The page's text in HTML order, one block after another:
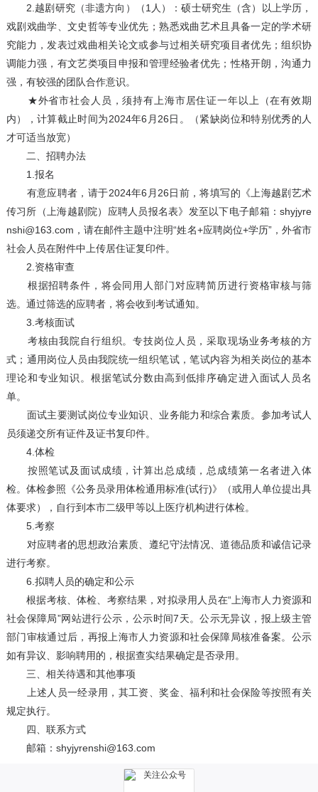
2.越剧研究（非遗方向）（1人）：硕士研究生（含）以上学历，
戏剧戏曲学、文史哲等专业优先；熟悉戏曲艺术且具备一定的学术研
究能力，发表过戏曲相关论文或参与过相关研究项目者优先；组织协
调能力强，有文艺类项目申报和管理经验者优先；性格开朗，沟通力
强，有较强的团队合作意识。
★外省市社会人员，须持有上海市居住证一年以上（在有效期
内），计算截止时间为2024年6月26日。（紧缺岗位和特别优秀的人
才可适当放宽）
二、招聘办法
1.报名
有意应聘者，请于2024年6月26日前，将填写的《上海越剧艺术
传习所（上海越剧院）应聘人员报名表》发至以下电子邮箱：shyjyre
nshi@163.com，请在邮件主题中注明“姓名+应聘岗位+学历”，外省市
社会人员在附件中上传居住证复印件。
2.资格审查
根据招聘条件，将会同用人部门对应聘简历进行资格审核与筛
选。通过筛选的应聘者，将会收到考试通知。
3.考核面试
考核由我院自行组织。专技岗位人员，采取现场业务考核的方
式；通用岗位人员由我院统一组织笔试，笔试内容为相关岗位的基本
理论和专业知识。根据笔试分数由高到低排序确定进入面试人员名
单。
面试主要测试岗位专业知识、业务能力和综合素质。参加考试人
员须递交所有证件及证书复印件。
4.体检
按照笔试及面试成绩，计算出总成绩，总成绩第一名者进入体
检。体检参照《公务员录用体检通用标准(试行)》（或用人单位提出具
体要求），自行到本市二级甲等以上医疗机构进行体检。
5.考察
对应聘者的思想政治素质、遵纪守法情况、道德品质和诚信记录
进行考察。
6.拟聘人员的确定和公示
根据考核、体检、考察结果，对拟录用人员在“上海市人力资源和
社会保障局”网站进行公示，公示时间7天。公示无异议，报上级主管
部门审核通过后，再报上海市人力资源和社会保障局核准备案。公示
如有异议、影响聘用的，根据查实结果确定是否录用。
三、相关待遇和其他事项
上述人员一经录用，其工资、奖金、福利和社会保险等按照有关
规定执行。
四、联系方式
邮箱：shyjyrenshi@163.com